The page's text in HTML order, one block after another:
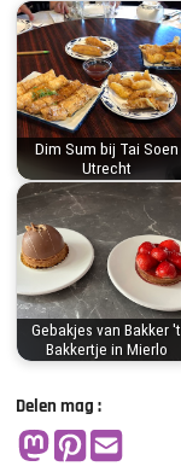
Dim Sum bij Tai Soen
Utrecht
Gebakjes van Bakker 't
Bakkertje in Mierlo
Delen mag :